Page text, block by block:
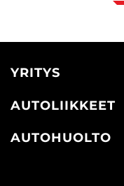
YRITYS
AUTOLIIKKEET
AUTOHUOLTO